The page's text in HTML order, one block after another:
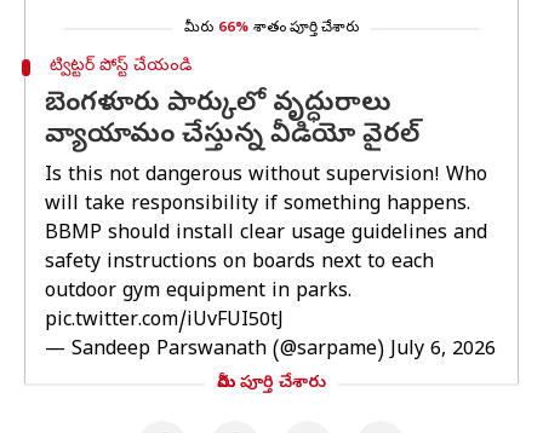
మీరు 66% శాతం పూర్తి చేశారు
ట్విట్టర్ పోస్ట్ చేయండి
బెంగళూరు పార్కులో వృద్ధురాలు
వ్యాయామం చేస్తున్న వీడియో వైరల్
Is this not dangerous without supervision! Who
will take responsibility if something happens.
BBMP should install clear usage guidelines and
safety instructions on boards next to each
outdoor gym equipment in parks.
pic.twitter.com/iUvFUI50tJ
— Sandeep Parswanath (@sarpame)July 6, 2026
మీరు పూర్తి చేశారు